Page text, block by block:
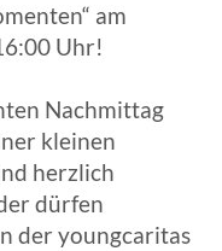
am
Uhr!
Nachmittag
kleinen
herzlich
dürfen
der youngcaritas